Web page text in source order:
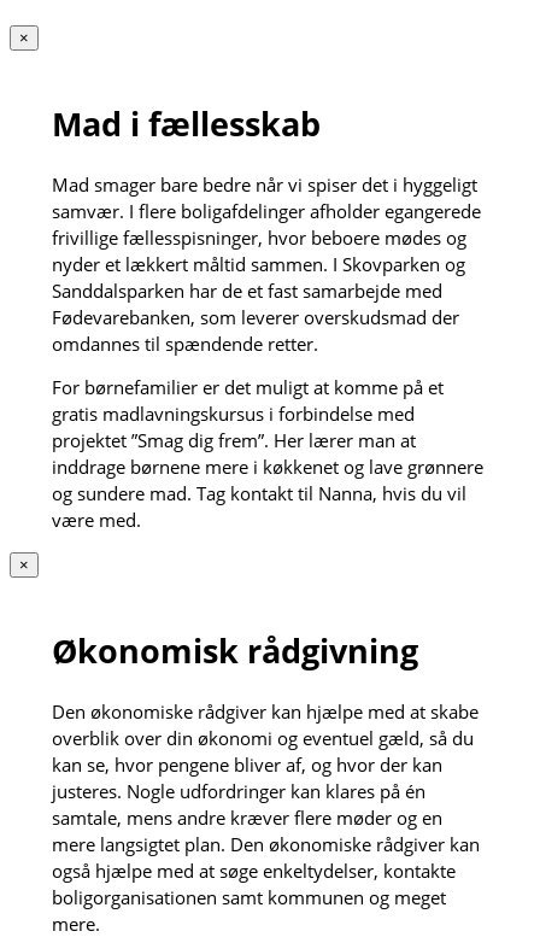
×
Mad i fællesskab
Mad smager bare bedre når vi spiser det i hyggeligt
samvær. I flere boligafdelinger afholder egangerede
frivillige fællesspisninger, hvor beboere mødes og
nyder et lækkert måltid sammen. I Skovparken og
Sanddalsparken har de et fast samarbejde med
Fødevarebanken, som leverer overskudsmad der
omdannes til spændende retter.
For børnefamilier er det muligt at komme på et
gratis madlavningskursus i forbindelse med
projektet ”Smag dig frem”. Her lærer man at
inddrage børnene mere i køkkenet og lave grønnere
og sundere mad. Tag kontakt til Nanna, hvis du vil
være med.
×
Økonomisk rådgivning
Den økonomiske rådgiver kan hjælpe med at skabe
overblik over din økonomi og eventuel gæld, så du
kan se, hvor pengene bliver af, og hvor der kan
justeres. Nogle udfordringer kan klares på én
samtale, mens andre kræver flere møder og en
mere langsigtet plan. Den økonomiske rådgiver kan
også hjælpe med at søge enkeltydelser, kontakte
boligorganisationen samt kommunen og meget
mere.